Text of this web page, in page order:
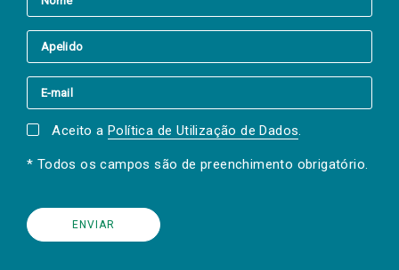
Aceito a Política de Utilização de Dados.
* Todos os campos são de preenchimento obrigatório.